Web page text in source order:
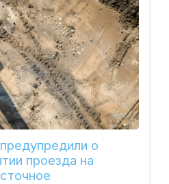
о
проезда на